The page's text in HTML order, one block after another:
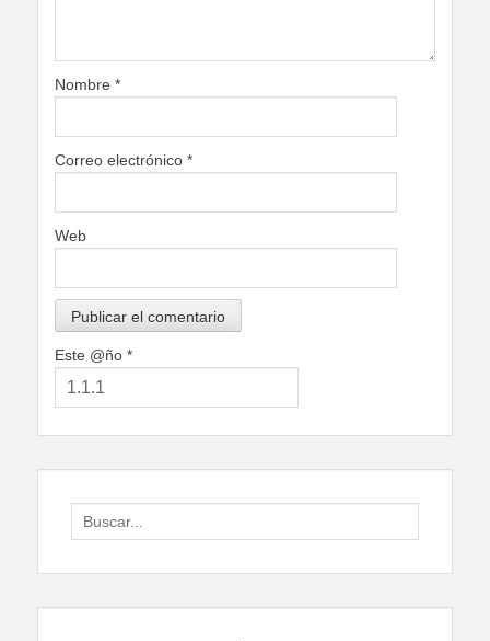
Nombre *
Correo electrónico *
Web
Este @ño *
Search
for: